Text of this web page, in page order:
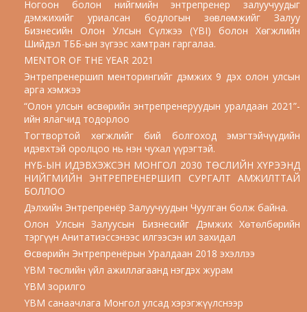
Ногоон болон нийгмийн энтрепренер залуучуудыг
дэмжихийг уриалсан бодлогын зөвлөмжийг Залуу
Бизнесийн Олон Улсын Сүлжээ (YBI) болон Хөгжлийн
Шийдэл ТББ-ын зүгээс хамтран гаргалаа.
MENTOR OF THE YEAR 2021
Энтрепренершип менторингийг дэмжих 9 дэх олон улсын
арга хэмжээ
“Олон улсын өсвөрийн энтрепренеруудын уралдаан 2021”-
ийн ялагчид тодорлоо
Тогтвортой хөгжлийг бий болгоход эмэгтэйчүүдийн
идэвхтэй оролцоо нь нэн чухал үүрэгтэй.
НҮБ-ЫН ИДЭВХЭЖСЭН МОНГОЛ 2030 ТӨСЛИЙН ХҮРЭЭНД
НИЙГМИЙН ЭНТРЕПРЕНЕРШИП СУРГАЛТ АМЖИЛТТАЙ
БОЛЛОО
Дэлхийн Энтрепренёр Залуучуудын Чуулган болж байна.
Олон Улсын Залуусын Бизнесийг Дэмжих Хөтөлбөрийн
тэргүүн Анитатиэссэнээс илгээсэн ил захидал
Өсвөрийн Энтрепренёрын Уралдаан 2018 эхэллээ
YBM төслийн үйл ажиллагаанд нэгдэх журам
YBM зорилго
YBM санаачлага Монгол улсад хэрэгжүүлснээр